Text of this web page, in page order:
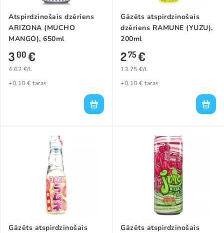
Atspirdzinošais dzēriens
ARIZONA (MUCHO
MANGO), 650ml
300€
4.62 €/L
+0.10 € taras
Gāzēts atspirdzinošais
dzēriens RAMUNE (YUZU),
200ml
275€
13.75 €/L
+0.10 € taras
Gāzēts atspirdzinošais
Gāzēts atspirdzinošais